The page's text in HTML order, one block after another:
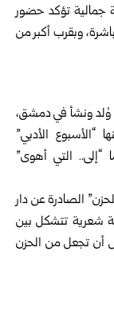
جمالية تؤكد حضور
وبقرب أكبر من
وُلد ونشأ في دمشق،
الأدبي”
“إلى.. التي أهوى”
الصادرة عن دار
شعرية تتشكل بين
أن تجعل من الحزن